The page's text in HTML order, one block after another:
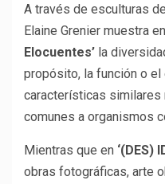
A través de esculturas
Elaine Grenier muestra
Elocuentes’ la
propósito, la función o
características
comunes a organismos
Mientras que en ‘(DES)
obras fotográficas, arte